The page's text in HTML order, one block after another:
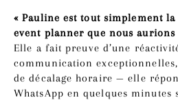
« Pauline est tout simplement
event planner que nous
Elle a fait preuve d’une
communication
de décalage horaire — elle
WhatsApp en quelques minutes